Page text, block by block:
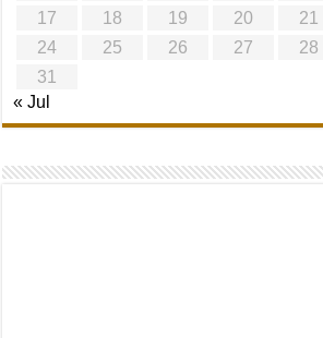
17
18 19 20 21
24
25 26 27 28
31
« Jul